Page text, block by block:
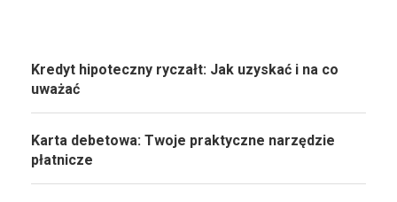
Kredyt hipoteczny ryczałt: Jak uzyskać i na co
uważać
Karta debetowa: Twoje praktyczne narzędzie
płatnicze